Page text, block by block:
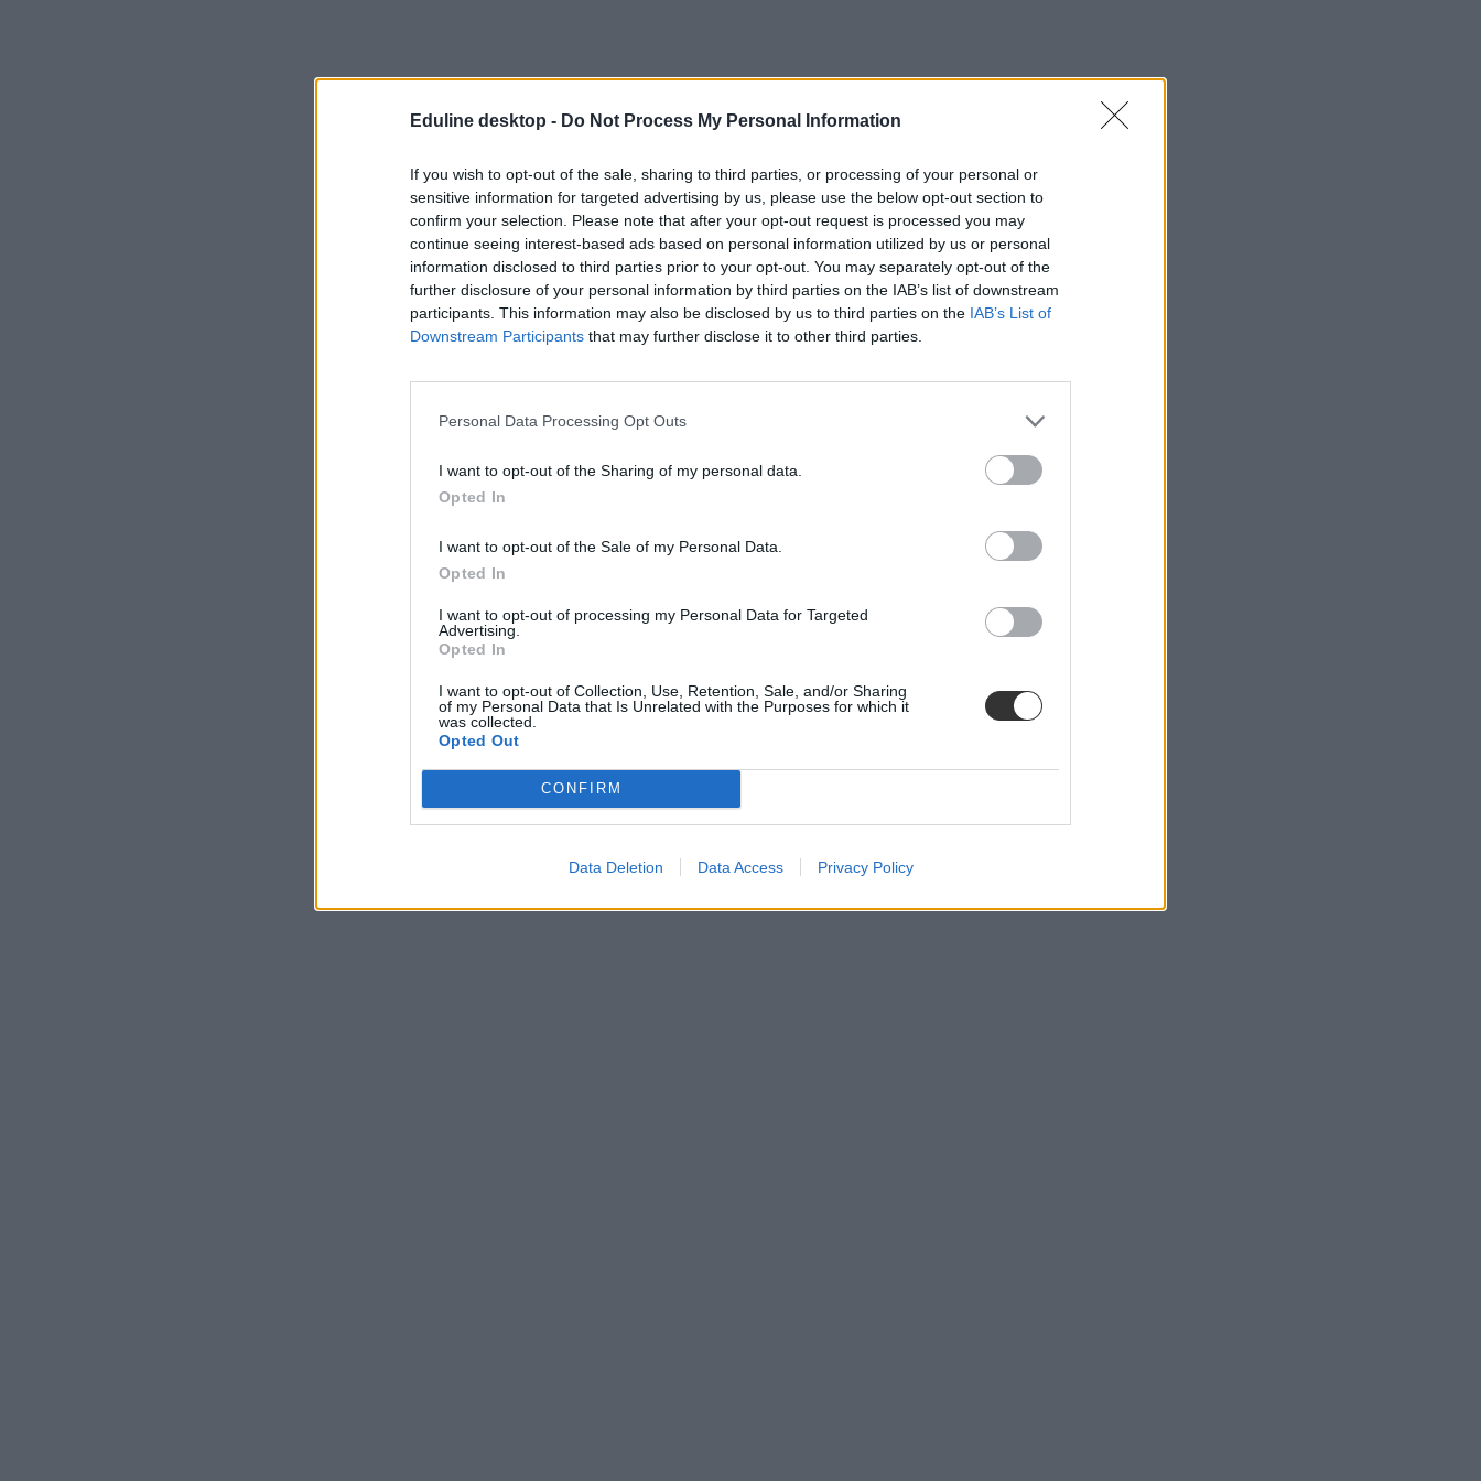
Eduline desktop - Do Not Process My Personal Information
If you wish to opt-out of the sale, sharing to third parties, or processing of your personal or
sensitive information for targeted advertising by us, please use the below opt-out section to
confirm your selection. Please note that after your opt-out request is processed you may
continue seeing interest-based ads based on personal information utilized by us or personal
information disclosed to third parties prior to your opt-out. You may separately opt-out of the
further disclosure of your personal information by third parties on the IAB’s list of downstream
participants. This information may also be disclosed by us to third parties on the IAB’s List of
Downstream Participants that may further disclose it to other third parties.
Personal Data Processing Opt Outs
I want to opt-out of the Sharing of my personal data.
Opted In
I want to opt-out of the Sale of my Personal Data.
Opted In
I want to opt-out of processing my Personal Data for Targeted
Advertising.
Opted In
I want to opt-out of Collection, Use, Retention, Sale, and/or Sharing
of my Personal Data that Is Unrelated with the Purposes for which it
was collected.
Opted Out
CONFIRM
Data Deletion Data Access Privacy Policy